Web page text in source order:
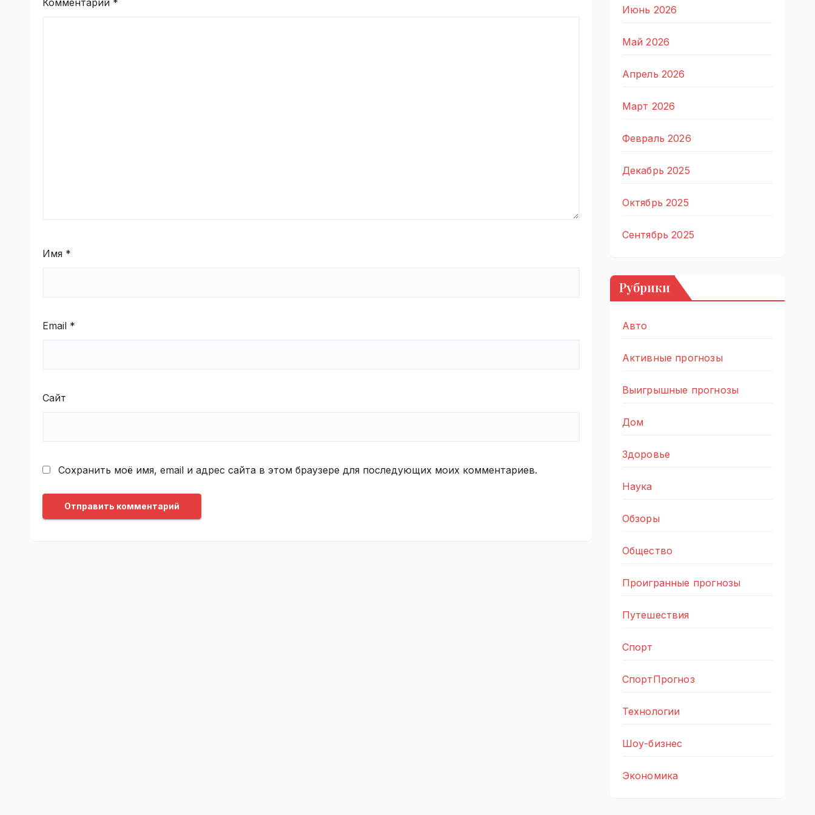
Комментарий *
Имя *
Email *
Сайт
Сохранить моё имя, email и адрес сайта в этом браузере для последующих моих комментариев.
Июнь 2026
Май 2026
Апрель 2026
Март 2026
Февраль 2026
Декабрь 2025
Октябрь 2025
Сентябрь 2025
Рубрики
Авто
Активные прогнозы
Выигрышные прогнозы
Дом
Здоровье
Наука
Обзоры
Общество
Проигранные прогнозы
Путешествия
Спорт
СпортПрогноз
Технологии
Шоу-бизнес
Экономика